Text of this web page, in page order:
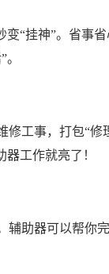
变“挂神”。省事
工事，打包“
工作就亮了！
辅助器可以帮你